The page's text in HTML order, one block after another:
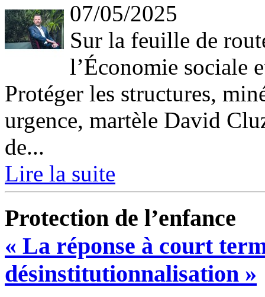
07/05/2025
Sur la feuille de
l’Économie sociale
Protéger les structures,
urgence, martèle David
de...
Lire la suite
Protection de l’enfance
« La réponse à court
désinstitutionnalisation »